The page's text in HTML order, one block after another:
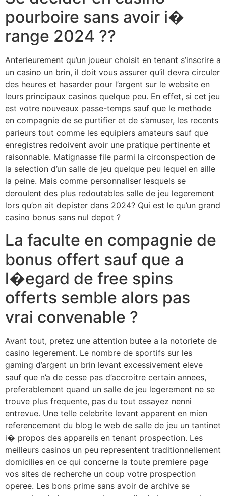
pourboire sans avoir i�
range 2024 ??
Anterieurement qu’un joueur choisit en tenant s’inscrire a
un casino un brin, il doit vous assurer qu’il devra circuler
des heures et hasarder pour l’argent sur le website en
leurs principaux casinos quelque peu. En effet, si cet jeu
est votre nouveaux passe-temps sauf que le methode
en compagnie de se purtifier et de s’amuser, les recents
parieurs tout comme les equipiers amateurs sauf que
enregistres redoivent avoir une pratique pertinente et
raisonnable. Matignasse file parmi la circonspection de
la selection d’un salle de jeu quelque peu lequel en aille
la peine. Mais comme personnaliser lesquels se
deroulent des plus redoutables salle de jeu legerement
lors qu’on ait depister dans 2024? Qui est le qu’un grand
casino bonus sans nul depot ?
La faculte en compagnie de
bonus offert sauf que a
l�egard de free spins
offerts semble alors pas
vrai convenable ?
Avant tout, pretez une attention butee a la notoriete de
casino legerement. Le nombre de sportifs sur les
gaming d’argent un brin levant excessivement eleve
sauf que n’a de cesse pas d’accroitre certain annees,
preferablement quand un salle de jeu legerement ne se
trouve plus frequente, pas du tout essayez nenni
entrevue. Une telle celebrite levant apparent en mien
referencement du blog le web de salle de jeu un tantinet
i� propos des appareils en tenant prospection. Les
meilleurs casinos un peu representent traditionnellement
domicilies en ce qui concerne la toute premiere page
vos sites de recherche un coup votre prospection
operee. Les bons prime sans avoir de archive se